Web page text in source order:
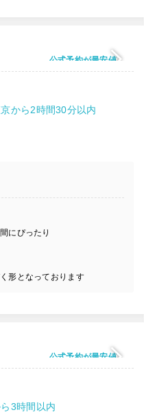
公式予約が最安値
から2時間30分以内
にぴったり
形となっております
公式予約が最安値
3時間以内